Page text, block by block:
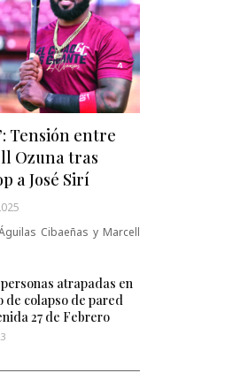
Tensión entre
Ozuna tras
a José Sirí
Cibaeñas y Marcell
atrapadas en
de colapso de pared
27 de Febrero